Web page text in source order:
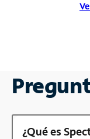
¿Qué es